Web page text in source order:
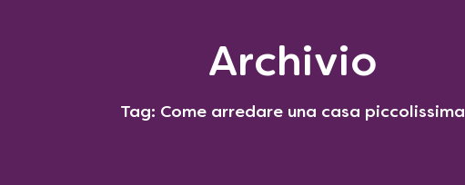
Archivio
Tag: Come arredare una casa piccolissima